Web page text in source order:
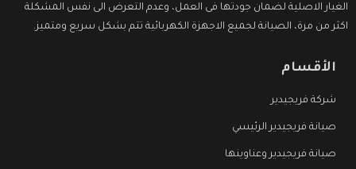
الغيار الاصلية لضمان جودتها فى العمل، وعدم التعرض الى نفس المشكلة
اكثر من مرة، الصيانة لجميع الاجهزة الكهربائية تتم بشكل سريع ومتميز.
الأقسام
شركة فريجيدير
صيانة فريجيدير الرئيسي
صيانة فريجيدير وعناوينها